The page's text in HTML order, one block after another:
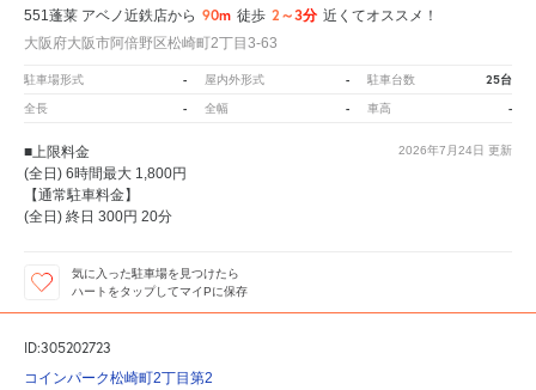
551蓬莱 アベノ近鉄店から 90m 徒歩 2～3分 近くてオススメ！
大阪府大阪市阿倍野区松崎町2丁目3-63
駐車場形式 - 屋内外形式 - 駐車台数 25台
全長 - 全幅 - 車高 -
2026年7月24日 更新
■上限料金
(全日) 6時間最大 1,800円
【通常駐車料金】
(全日) 終日 300円 20分
気に入った駐車場を見つけたら
ハートをタップしてマイPに保存
ID:305202723
コインパーク松崎町2丁目第2